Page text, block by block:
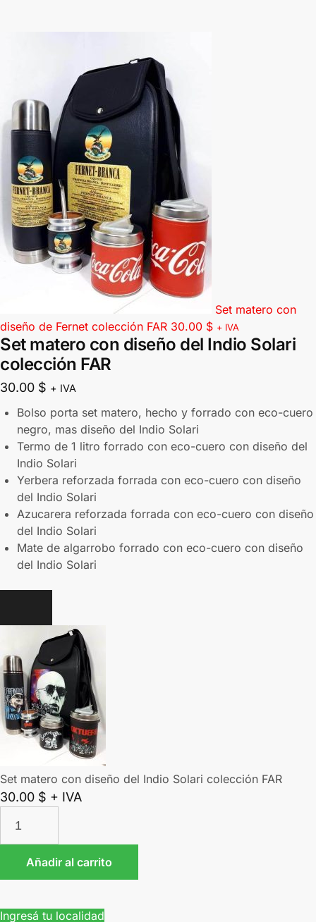
Set matero con
diseño de Fernet colección FAR 30.00 $ + IVA
Set matero con diseño del Indio Solari
colección FAR
30.00 $ + IVA
Bolso porta set matero, hecho y forrado con eco-cuero
negro, mas diseño del Indio Solari
Termo de 1 litro forrado con eco-cuero con diseño del
Indio Solari
Yerbera reforzada forrada con eco-cuero con diseño
del Indio Solari
Azucarera reforzada forrada con eco-cuero con diseño
del Indio Solari
Mate de algarrobo forrado con eco-cuero con diseño
del Indio Solari
Set matero con diseño del Indio Solari colección FAR
30.00 $ + IVA
Añadir al carrito
Ingresá tu localidad